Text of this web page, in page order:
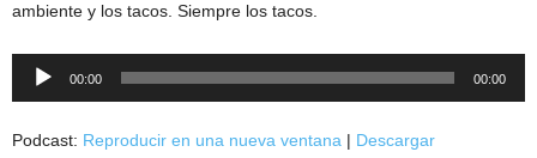
ambiente y los tacos. Siempre los tacos.
Reproductor
00:00 00:00
Podcast: Reproducir en una nueva ventana | Descargar